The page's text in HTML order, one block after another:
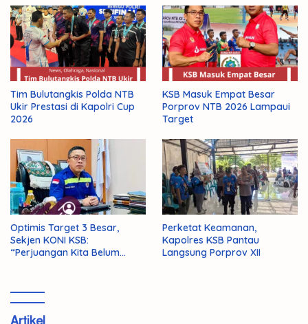
Tim Bulutangkis Polda NTB
Ukir Prestasi di Kapolri Cup
2026
KSB Masuk Empat Besar
Porprov NTB 2026 Lampaui
Target
Optimis Target 3 Besar,
Sekjen KONI KSB:
“Perjuangan Kita Belum
Perketat Keamanan,
Kapolres KSB Pantau
Langsung Porprov XII